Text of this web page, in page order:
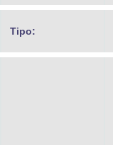
Tipo: